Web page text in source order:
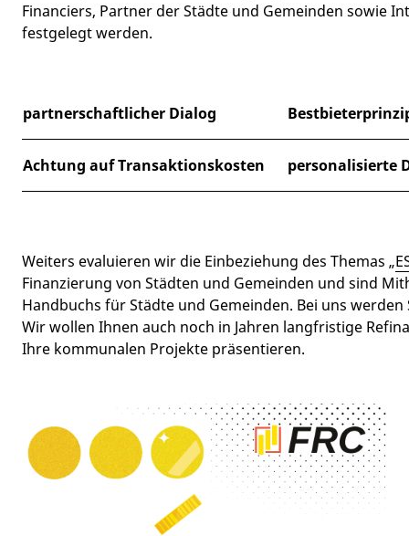
Financiers, Partner der Städte und Gemeinden sowie
festgelegt werden.
partnerschaftlicher Dialog
Achtung auf Transaktionskosten personalisierte
Weiters evaluieren wir die Einbeziehung des Themas „
Finanzierung von Städten und Gemeinden und sind
Handbuchs für Städte und Gemeinden. Bei uns
Wir wollen Ihnen auch noch in Jahren langfristige
Ihre kommunalen Projekte präsentieren.